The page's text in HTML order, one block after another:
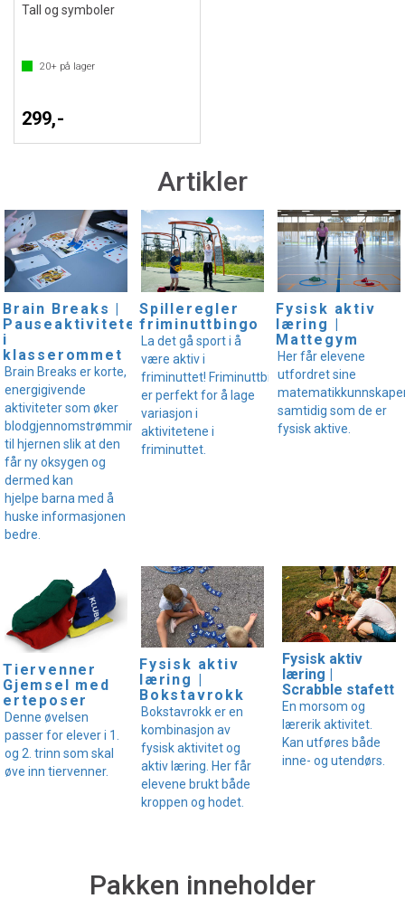
Tall og symboler
20+ på lager
299,-
Artikler
Brain Breaks |
Pauseaktiviteter
i
klasserommet
Brain Breaks er korte,
energigivende
aktiviteter som øker
blodgjennomstrømmingen
til hjernen slik at den
får ny oksygen og
dermed kan
hjelpe barna med å
huske informasjonen
bedre.
Spilleregler
friminuttbingo
La det gå sport i å
være aktiv i
friminuttet! Friminuttbingo
er perfekt for å lage
variasjon i
aktivitetene i
friminuttet.
Fysisk aktiv
læring |
Mattegym
Her får elevene
utfordret sine
samtidig som de er
fysisk aktive.
Tiervenner
Gjemsel med
erteposer
Denne øvelsen
passer for elever i 1.
og 2. trinn som skal
øve inn tiervenner.
Fysisk aktiv
læring |
Bokstavrokk
Bokstavrokk er en
kombinasjon av
fysisk aktivitet og
aktiv læring. Her får
elevene brukt både
kroppen og hodet.
Fysisk aktiv
læring |
Scrabble stafett
En morsom og
lærerik aktivitet.
Kan utføres både
inne- og utendørs.
Pakken inneholder